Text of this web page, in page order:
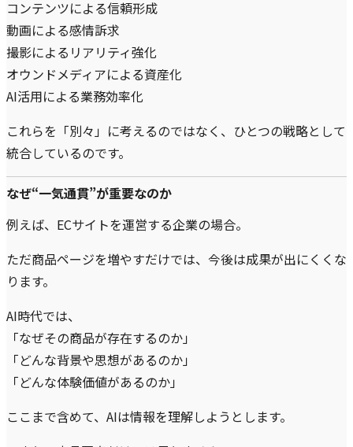
コンテンツによる信頼形成
動画による感情訴求
撮影によるリアリティ強化
オウンドメディアによる資産化
AI活用による業務効率化
これらを「別々」に考えるのではなく、ひとつの戦略として
統合しているのです。
なぜ“一気通貫”が重要なのか
例えば、ECサイトを運営する企業の場合。
ただ商品ページを増やすだけでは、今後は成果が出にくくな
ります。
AI時代では、
「なぜその商品が存在するのか」
「どんな背景や思想があるのか」
「どんな体験価値があるのか」
ここまで含めて、AIは情報を理解しようとします。